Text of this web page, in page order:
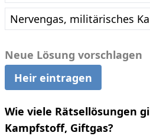
Nervengas, militärisches
Neue Lösung vorschlagen
Heir eintragen
Wie viele Rätsellösungen
Kampfstoff, Giftgas?